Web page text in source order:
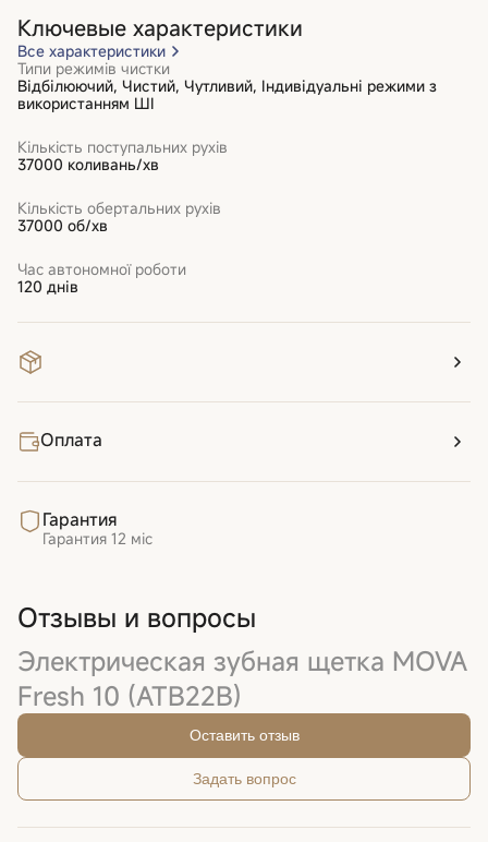
Ключевые характеристики
Все характеристики
Типи режимів чистки
Відбілюючий, Чистий, Чутливий, Індивідуальні режими з
використанням ШІ
Кількість поступальних рухів
37000 коливань/хв
Кількість обертальних рухів
37000 об/хв
Час автономної роботи
120 днів
Оплата
Гарантия
Гарантия 12 міс
Отзывы и вопросы
Электрическая зубная щетка MOVA
Fresh 10 (ATB22B)
Оставить отзыв
Задать вопрос